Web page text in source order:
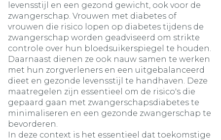
levensstijl en een gezond gewicht, ook voor de
zwangerschap. Vrouwen met diabetes of
vrouwen die risico lopen op diabetes tijdens de
zwangerschap worden geadviseerd om strikte
controle over hun bloedsuikerspiegel te houden.
Daarnaast dienen ze ook nauw samen te werken
met hun zorgverleners en een uitgebalanceerd
dieet en gezonde levensstijl te handhaven. Deze
maatregelen zijn essentieel om de risico's die
gepaard gaan met zwangerschapsdiabetes te
minimaliseren en een gezonde zwangerschap te
bevorderen.
In deze context is het essentieel dat toekomstige